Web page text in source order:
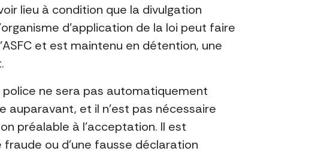
lieu à condition que la divulgation
d’application de la loi peut faire
et est maintenu en détention, une
ne sera pas automatiquement
auparavant, et il n’est pas nécessaire
préalable à l’acceptation. Il est
ou d’une fausse déclaration